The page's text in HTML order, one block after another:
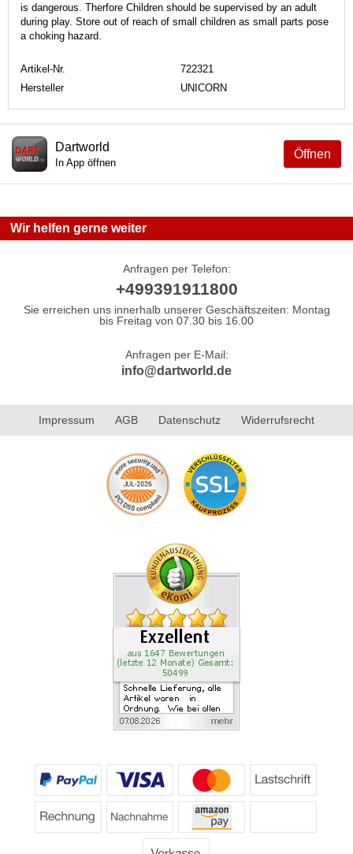
is dangerous. Therfore Children should be supervised by an adult
during play. Store out of reach of small children as small parts pose
a choking hazard.
Artikel-Nr.
722321
Hersteller
UNICORN
Öffnen
Dartworld
In App öffnen
Wir helfen gerne weiter
Anfragen per Telefon:
+499391911800
Sie erreichen uns innerhalb unserer Geschäftszeiten: Montag
bis Freitag von 07.30 bis 16.00
Anfragen per E-Mail:
info@dartworld.de
Impressum AGB Datenschutz Widerrufsrecht